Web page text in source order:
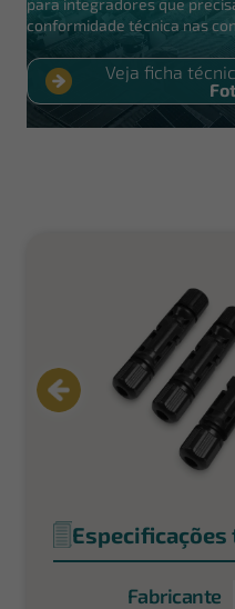
para integradores que
conformidade técnica nas
Veja ficha
Especificações
Fabricante